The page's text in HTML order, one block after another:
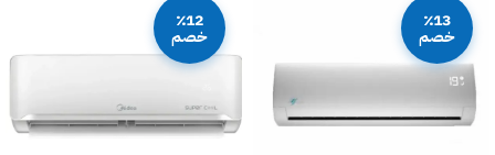
٪13
خصم
٪12
خصم